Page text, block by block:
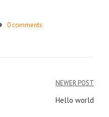
0 comments
NEWER POST
Hello world